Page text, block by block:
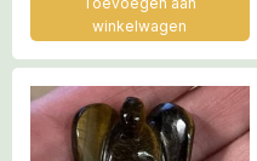
winkelwagen